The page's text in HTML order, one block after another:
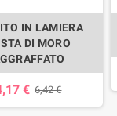
IN LAMIERA
DI MORO
€ 6,42 €